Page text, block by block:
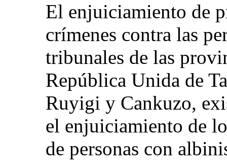
El enjuiciamiento de
crímenes contra las
tribunales de las
República Unida de
Ruyigi y Cankuzo,
el enjuiciamiento de
de personas con